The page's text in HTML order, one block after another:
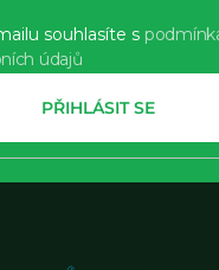
y
v
ý
p
i
souhlasíte s
údajů
PŘIHLÁSIT SE